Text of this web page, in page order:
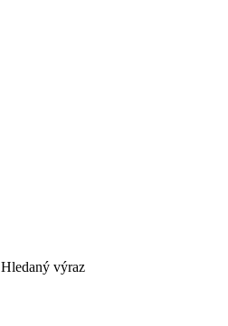
Hledaný výraz